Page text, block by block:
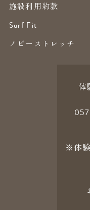
施設利用約款
Surf Fit
ノビーストレッチ
体
※体